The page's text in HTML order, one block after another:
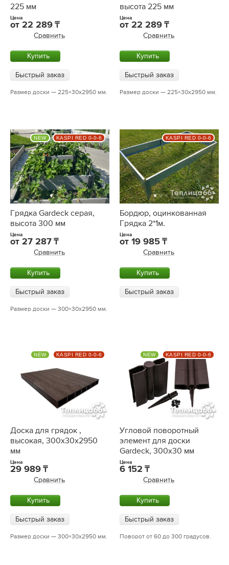
225 мм
Цена
от 22 289
Сравнить
Купить
Быстрый заказ
Размер доски — 225×30х2950 мм.
высота 225 мм
Цена
от 22 289
Сравнить
Купить
Быстрый заказ
Размер доски — 225×30х2950 мм.
Грядка Gardeck серая,
высота 300 мм
Цена
от 27 287
Сравнить
Купить
Быстрый заказ
Размер доски — 300×30х2950 мм.
NEW KASPI RED 0-0-6
Бордюр, оцинкованная
Грядка 2*1м.
Цена
от 19 985
Сравнить
Купить
Быстрый заказ
KASPI RED 0-0-6
Доска для грядок ,
высокая, 300x30х2950
мм
Цена
29 989
Сравнить
Купить
Быстрый заказ
Размер доски — 300×30х2950 мм.
NEW KASPI RED 0-0-6
Угловой поворотный
элемент для доски
Gardeck, 300x30 мм
Цена
6 152
Сравнить
Купить
Быстрый заказ
Поворот от 60 до 300 градусов.
NEW KASPI RED 0-0-6